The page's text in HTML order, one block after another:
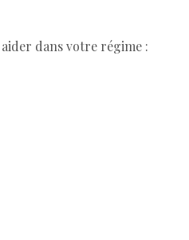
dans votre régime :